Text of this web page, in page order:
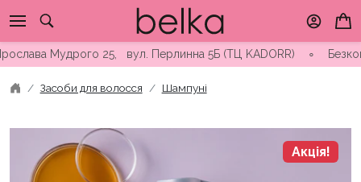
to
content
Мудрого 25, вул. Перлинна 5Б (ТЦ KADORR) ∘ Безкоштовна
Засоби для волосся Шампуні
Акція!